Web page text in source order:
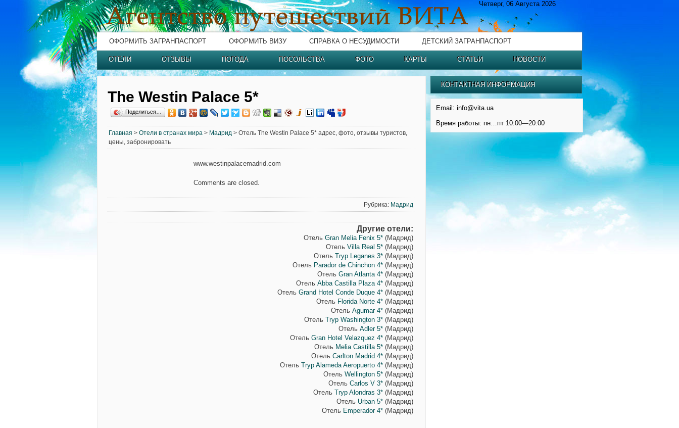
Четверг, 06 Августа 2026
ОФОРМИТЬ ЗАГРАНПАСПОРТ ОФОРМИТЬ ВИЗУ СПРАВКА О НЕСУДИМОСТИ ДЕТСКИЙ ЗАГРАНПАСПОРТ
ОТЕЛИ ОТЗЫВЫ ПОГОДА ПОСОЛЬСТВА ФОТО КАРТЫ СТАТЬИ НОВОСТИ
The Westin Palace 5*
Поделиться…
Главная > Отели в странах мира > Мадрид > Отель The Westin Palace 5* адрес, фото, отзывы туристов,
цены, забронировать
www.westinpalacemadrid.com
Comments are closed.
Рубрика: Мадрид
Другие отели:
Отель Gran Melia Fenix 5*(Мадрид)
Отель Villa Real 5*(Мадрид)
Отель Tryp Leganes 3*(Мадрид)
Отель Parador de Chinchon 4*(Мадрид)
Отель Gran Atlanta 4*(Мадрид)
Отель Abba Castilla Plaza 4*(Мадрид)
Отель Grand Hotel Conde Duque 4*(Мадрид)
Отель Florida Norte 4*(Мадрид)
Отель Agumar 4*(Мадрид)
Отель Tryp Washington 3*(Мадрид)
Отель Adler 5*(Мадрид)
Отель Gran Hotel Velazquez 4*(Мадрид)
Отель Melia Castilla 5*(Мадрид)
Отель Carlton Madrid 4*(Мадрид)
Отель Tryp Alameda Aeropuerto 4*(Мадрид)
Отель Wellington 5*(Мадрид)
Отель Carlos V 3*(Мадрид)
Отель Tryp Alondras 3*(Мадрид)
Отель Urban 5*(Мадрид)
Отель Emperador 4*(Мадрид)
КОНТАКТНАЯ ИНФОРМАЦИЯ
Email: info@vita.ua
Время работы: пн…пт 10:00—20:00